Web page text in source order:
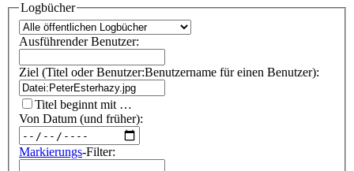
Logbücher
Ausführender Benutzer:
Ziel (Titel oder Benutzer:Benutzername für einen Benutzer):
Titel beginnt mit …
Von Datum (und früher):
Markierungs-Filter: